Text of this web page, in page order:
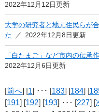
2022年12月12日更新
大学の研究者と地元住民らが
た
2022年12月8日更新
「白たまご」など市内の伝承
2022年12月6日更新
[前へ] [1] ･･･ [183] [184] [
[191] [192] [193] ･･･ [227] [